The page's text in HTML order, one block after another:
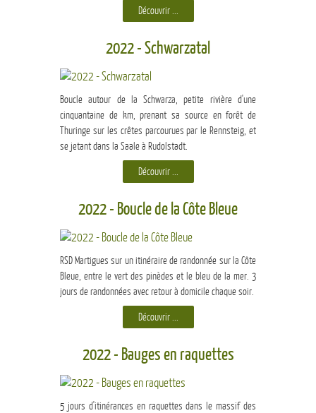
Découvrir ...
2022 - Schwarzatal
Boucle autour de la Schwarza, petite rivière d'une
cinquantaine de km, prenant sa source en forêt de
Thuringe sur les crêtes parcourues par le Rennsteig, et
se jetant dans la Saale à Rudolstadt.
Découvrir ...
2022 - Boucle de la Côte Bleue
RSD Martigues sur un itinéraire de randonnée sur la Côte
Bleue, entre le vert des pinèdes et le bleu de la mer. 3
jours de randonnées avec retour à domicile chaque soir.
Découvrir ...
2022 - Bauges en raquettes
5 jours d'itinérances en raquettes dans le massif des